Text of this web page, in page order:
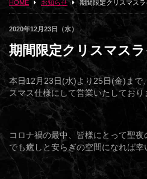
HOME お知らせ 期間限定クリスマス
2020年12月23日（水）
期間限定クリスマス
本日12月23日(水)より25日(金)まで
スマス仕様にして営業いたしており
コロナ禍の最中、皆様にとって聖
でも癒しと安らぎの空間になれば幸